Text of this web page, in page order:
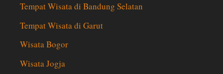
Tempat Wisata di Bandung Selatan
Tempat Wisata di Garut
Wisata Bogor
Wisata Jogja